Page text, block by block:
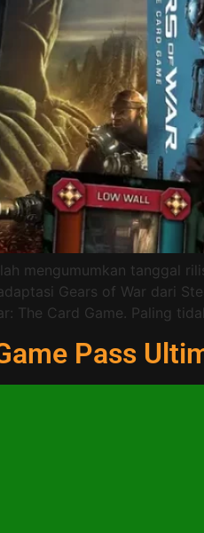
mengumumkan tanggal
Gears of War dari
The Card Game. Paling
Pass